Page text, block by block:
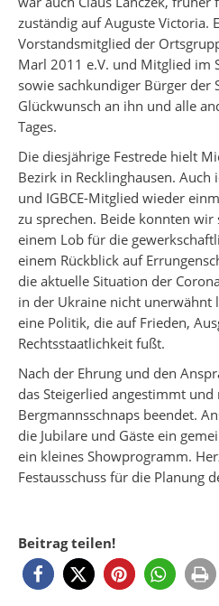
zuständig auf Auguste Victoria.
Vorstandsmitglied der
Marl 2011 e.V. und Mitglied im
sowie sachkundiger Bürger der
Glückwunsch an ihn und alle
Tages.
Die diesjährige Festrede hielt
Bezirk in Recklinghausen.
und IGBCE-Mitglied wieder
zu sprechen. Beide konnten
einem Lob für die
einem Rückblick auf
die aktuelle Situation der
in der Ukraine nicht unerwähnt
eine Politik, die auf Frieden,
Rechtsstaatlichkeit fußt.
Nach der Ehrung und den
das Steigerlied angestimmt
Bergmannsschnaps beendet.
die Jubilare und Gäste ein
ein kleines Showprogramm.
Festausschuss für die Planung
Beitrag teilen!